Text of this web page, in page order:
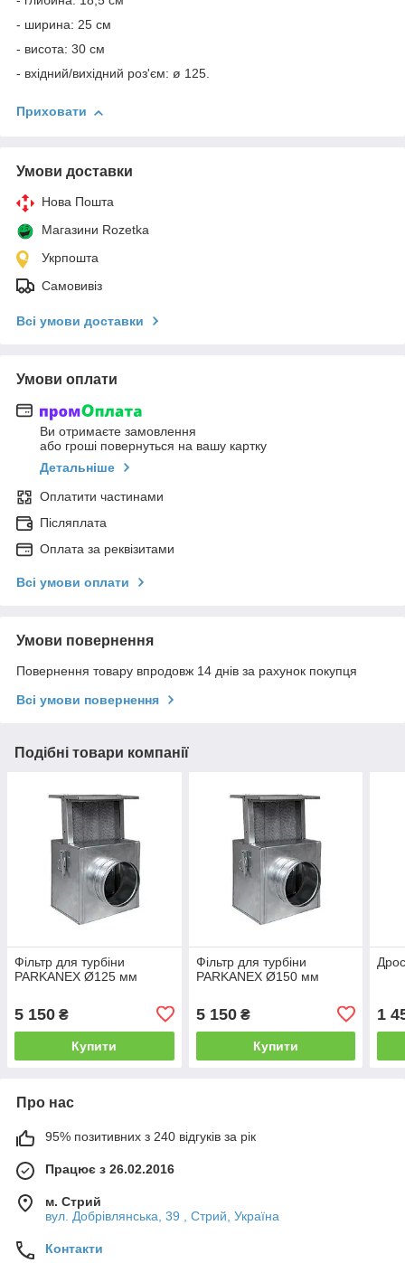
- ширина: 25 см
- висота: 30 см
- вхідний/вихідний роз'єм: ø 125.
Приховати
Умови доставки
Нова Пошта
Магазини Rozetka
Укрпошта
Самовивіз
Всі умови доставки
Умови оплати
Ви отримаєте замовлення
або гроші повернуться на вашу картку
Детальніше
Оплатити частинами
Післяплата
Оплата за реквізитами
Всі умови оплати
Умови повернення
Повернення товару впродовж 14 днів за рахунок покупця
Всі умови повернення
Подібні товари компанії
Фільтр для турбіни
PARKANEX Ø125 мм
5 150 ₴
Купити
Фільтр для турбіни
PARKANEX Ø150 мм
5 150₴
Купити
1
Про нас
95% позитивних з 240 відгуків за рік
Працює з 26.02.2016
м. Стрий
вул. Добрівлянська, 39 , Стрий, Україна
Контакти